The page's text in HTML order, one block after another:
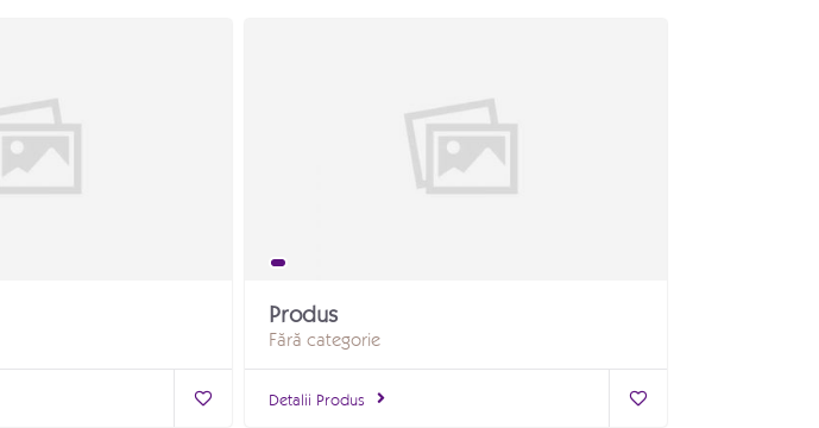
Produs
Fără categorie
Detalii Produs